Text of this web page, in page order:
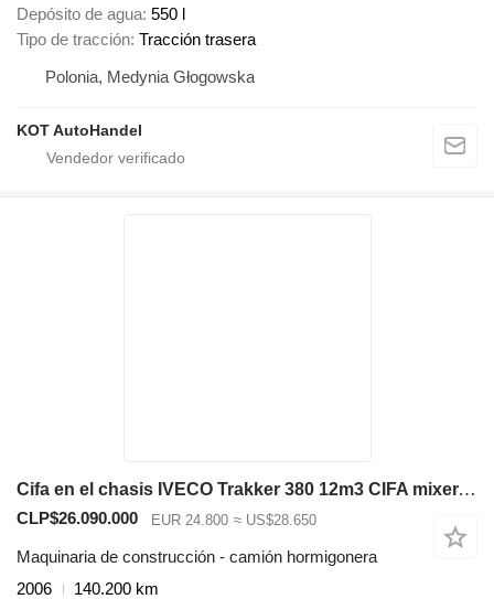
Depósito de agua 550 l
Tipo de tracción Tracción trasera
Polonia, Medynia Głogowska
KOT AutoHandel
Cifa en el chasis IVECO Trakker 380 12m3 CIFA mixer, cursor 13, manual gearbox, air cond
CLP$26.090.000 EUR 24.800 ≈ US$28.650
Maquinaria de construcción - camión hormigonera
2006
140.200 km